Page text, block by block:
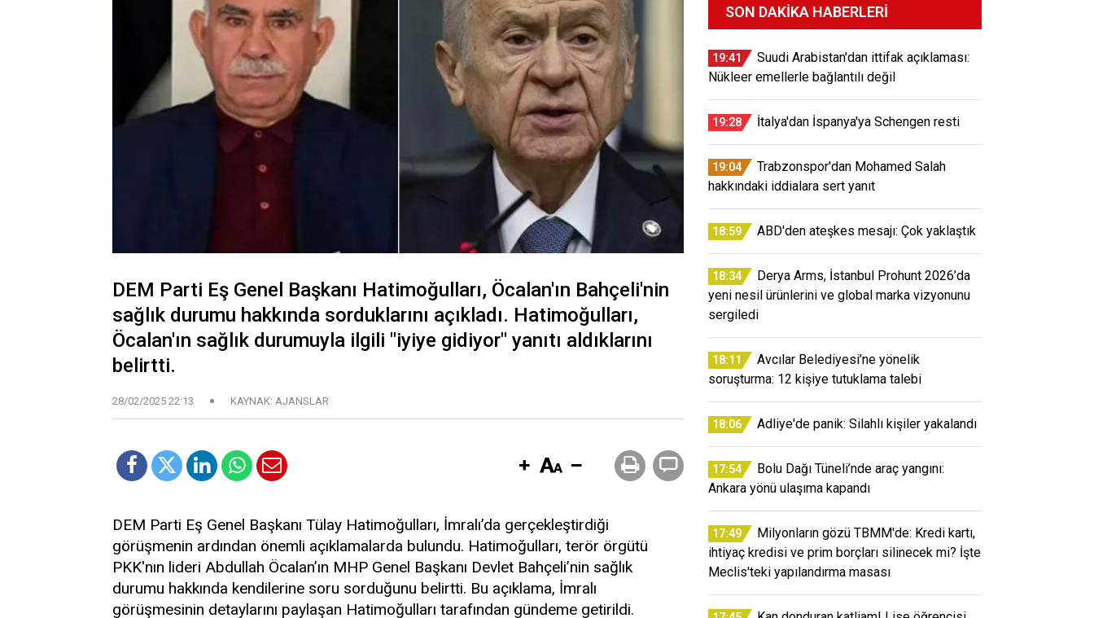
DEM Parti Eş Genel Başkanı Hatimoğulları, Öcalan'ın Bahçeli'nin
sağlık durumu hakkında sorduklarını açıkladı. Hatimoğulları,
Öcalan'ın sağlık durumuyla ilgili "iyiye gidiyor" yanıtı aldıklarını
belirtti.
28/02/2025 22:13 KAYNAK: AJANSLAR
DEM Parti Eş Genel Başkanı Tülay Hatimoğulları, İmralı’da gerçekleştirdiği
görüşmenin ardından önemli açıklamalarda bulundu. Hatimoğulları, terör örgütü
PKK'nın lideri Abdullah Öcalan’ın MHP Genel Başkanı Devlet Bahçeli’nin sağlık
durumu hakkında kendilerine soru sorduğunu belirtti. Bu açıklama, İmralı
görüşmesinin detaylarını paylaşan Hatimoğulları tarafından gündeme getirildi.
SON DAKIKA HABERLERI
19:41
Suudi Arabistan'dan ittifak açıklaması:
Nükleer emellerle bağlantılı değil
19:28 İtalya'dan İspanya'ya Schengen resti
19:04
Trabzonspor'dan Mohamed Salah
hakkındaki iddialara sert yanıt
18:59 ABD'den ateşkes mesajı: Çok yaklaştık
18:34
Derya Arms, İstanbul Prohunt 2026’da
yeni nesil ürünlerini ve global marka vizyonunu
sergiledi
18:11
Avcılar Belediyesi’ne yönelik
soruşturma: 12 kişiye tutuklama talebi
18:06 Adliye'de panik: Silahlı kişiler yakalandı
17:54
Bolu Dağı Tüneli’nde araç yangını:
Ankara yönü ulaşıma kapandı
17:49
Milyonların gözü TBMM'de: Kredi kartı,
ihtiyaç kredisi ve prim borçları silinecek mi? İşte
Meclis'teki yapılandırma masası